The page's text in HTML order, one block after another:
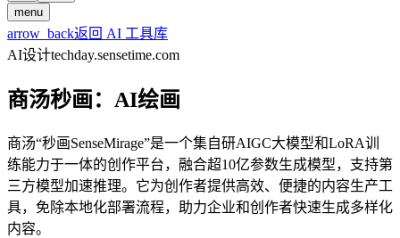
menu
arrow_back返回 AI 工具库
AI设计techday.sensetime.com
商汤秒画：AI绘画
商汤“秒画SenseMirage”是一个集自研AIGC大模型和LoRA训
练能力于一体的创作平台，融合超10亿参数生成模型，支持第
三方模型加速推理。它为创作者提供高效、便捷的内容生产工
具，免除本地化部署流程，助力企业和创作者快速生成多样化
内容。